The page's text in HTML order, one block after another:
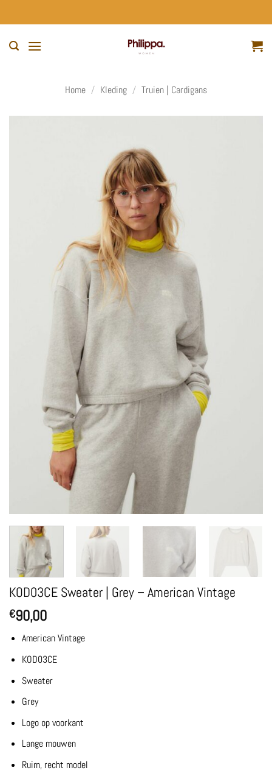
naar
Home / Kleding / Truien | Cardigans
KOD03CE Sweater | Grey – American Vintage
€90,00
American Vintage
KOD03CE
Sweater
Grey
Logo op voorkant
Lange mouwen
Ruim, recht model